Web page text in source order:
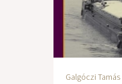
Galgóczi Tamás